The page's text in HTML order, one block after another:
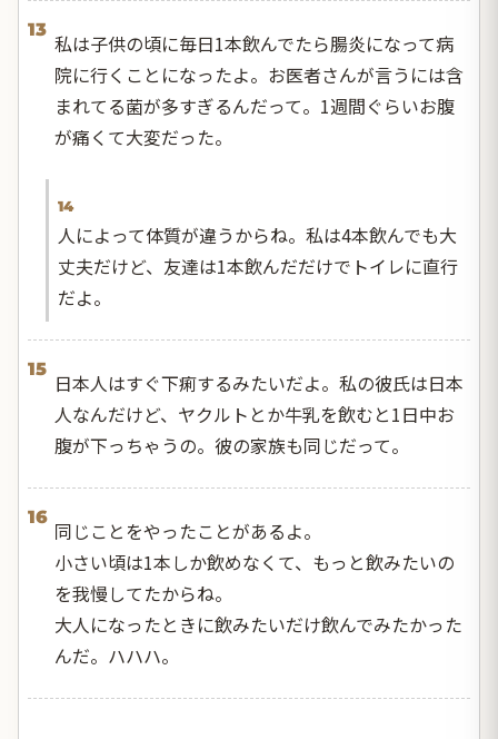
13
私は子供の頃に毎日1本飲んでたら腸炎になって病
院に行くことになったよ。お医者さんが言うには含
まれてる菌が多すぎるんだって。1週間ぐらいお腹
が痛くて大変だった。
14
人によって体質が違うからね。私は4本飲んでも大
丈夫だけど、友達は1本飲んだだけでトイレに直行
だよ。
15
日本人はすぐ下痢するみたいだよ。私の彼氏は日本
人なんだけど、ヤクルトとか牛乳を飲むと1日中お
腹が下っちゃうの。彼の家族も同じだって。
16
同じことをやったことがあるよ。
小さい頃は1本しか飲めなくて、もっと飲みたいの
を我慢してたからね。
大人になったときに飲みたいだけ飲んでみたかった
んだ。ハハハ。